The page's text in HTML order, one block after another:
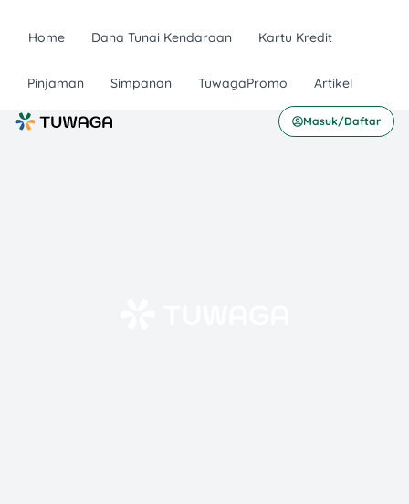
Home Dana Tunai Kendaraan Kartu Kredit
Pinjaman Simpanan TuwagaPromo Artikel
Masuk/Daftar